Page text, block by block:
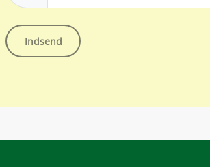
Indsend